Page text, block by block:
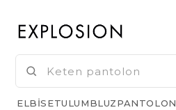
ELBISETULUMBLUZPANTOLON